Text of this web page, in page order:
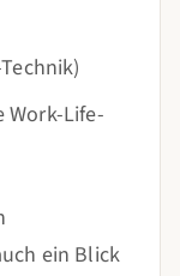
Work-Life-
ein Blick